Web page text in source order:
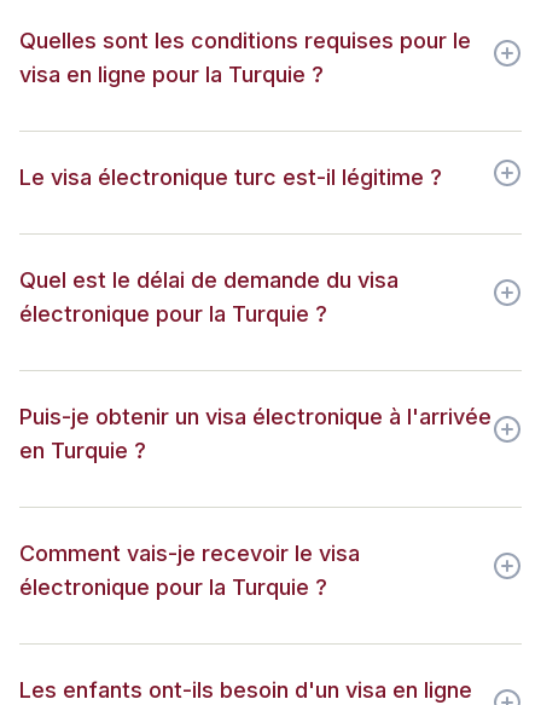
Quelles sont les conditions requises pour le
visa en ligne pour la Turquie ?
Le visa électronique turc est-il légitime ?
Quel est le délai de demande du visa
électronique pour la Turquie ?
Puis-je obtenir un visa électronique à l'arrivée
en Turquie ?
Comment vais-je recevoir le visa
électronique pour la Turquie ?
Les enfants ont-ils besoin d'un visa en ligne